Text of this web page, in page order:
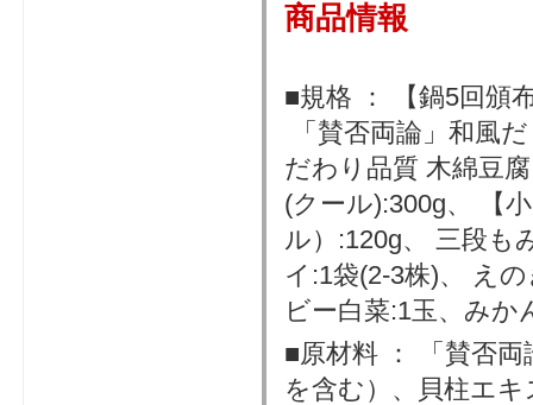
商品情報
■規格 ： 【鍋5回頒
「賛否両論」和風
だわり品質 木綿豆
(クール):300g、 【
ル）:120g、 三段も
イ:1袋(2-3株)、 え
ビー白菜:1玉、みか
■原材料 ： 「賛否
を含む）、貝柱エ